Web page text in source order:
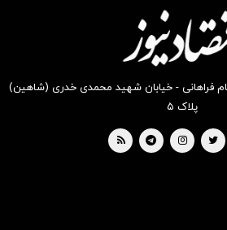
کالا
موجود
است
فراهانی - خیابان شهید محمدی خدری (شاهین)
پلاک ۵